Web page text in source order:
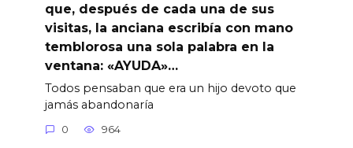
que, después de cada una de sus
visitas, la anciana escribía con mano
temblorosa una sola palabra en la
ventana: «AYUDA»…
Todos pensaban que era un hijo devoto que
jamás abandonaría
0 964